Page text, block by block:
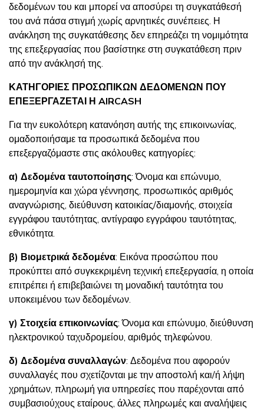
δεδομένων του και μπορεί να αποσύρει τη συγκατάθεσή
του ανά πάσα στιγμή χωρίς αρνητικές συνέπειες. Η
ανάκληση της συγκατάθεσης δεν επηρεάζει τη νομιμότητα
της επεξεργασίας που βασίστηκε στη συγκατάθεση πριν
από την ανάκλησή της.
ΚΑΤΗΓΟΡΙΕΣ ΠΡΟΣΩΠΙΚΩΝ ΔΕΔΟΜΕΝΩΝ ΠΟΥ
ΕΠΕΞΕΡΓΑΖΕΤΑΙ Η AIRCASH
Για την ευκολότερη κατανόηση αυτής της επικοινωνίας,
ομαδοποιήσαμε τα προσωπικά δεδομένα που
επεξεργαζόμαστε στις ακόλουθες κατηγορίες:
α) Δεδομένα ταυτοποίησης: Όνομα και επώνυμο,
ημερομηνία και χώρα γέννησης, προσωπικός αριθμός
αναγνώρισης, διεύθυνση κατοικίας/διαμονής, στοιχεία
εγγράφου ταυτότητας, αντίγραφο εγγράφου ταυτότητας,
εθνικότητα.
β) Βιομετρικά δεδομένα: Εικόνα προσώπου που
προκύπτει από συγκεκριμένη τεχνική επεξεργασία, η οποία
επιτρέπει ή επιβεβαιώνει τη μοναδική ταυτότητα του
υποκειμένου των δεδομένων.
γ) Στοιχεία επικοινωνίας: Όνομα και επώνυμο, διεύθυνση
ηλεκτρονικού ταχυδρομείου, αριθμός τηλεφώνου.
δ) Δεδομένα συναλλαγών: Δεδομένα που αφορούν
συναλλαγές που σχετίζονται με την αποστολή και/ή λήψη
χρημάτων, πληρωμή για υπηρεσίες που παρέχονται από
συμβασιούχους εταίρους, άλλες πληρωμές και αναλήψεις